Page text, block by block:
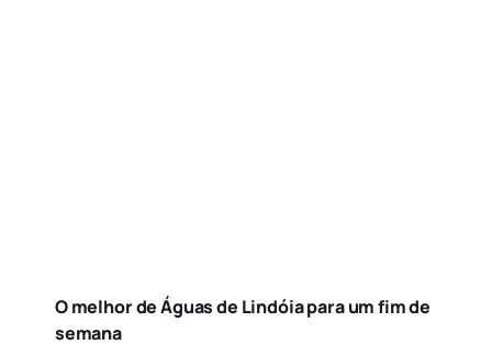
O melhor de Águas de Lindóia para um fim de
semana